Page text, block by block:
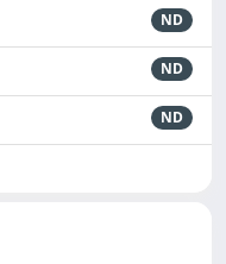
ND
ND
ND